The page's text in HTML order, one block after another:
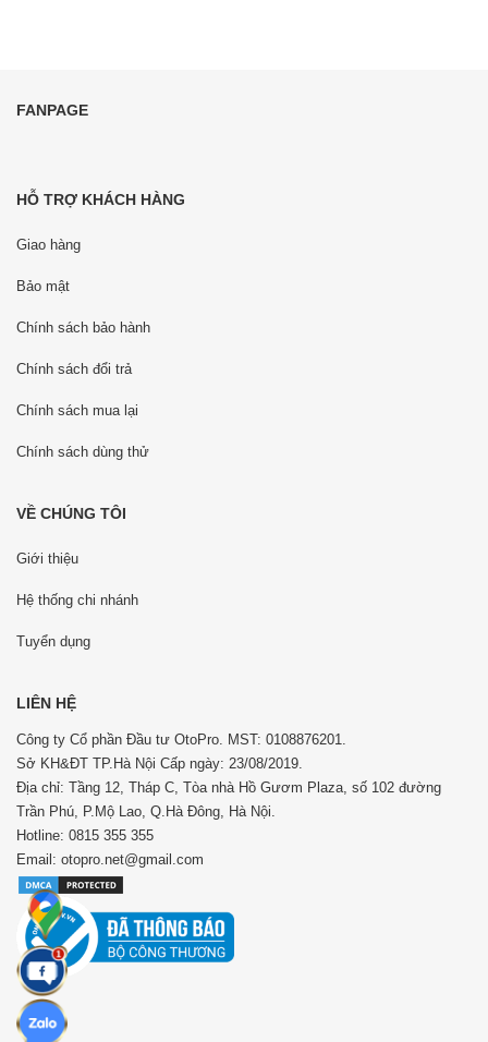
FANPAGE
HỖ TRỢ KHÁCH HÀNG
Giao hàng
Bảo mật
Chính sách bảo hành
Chính sách đổi trả
Chính sách mua lại
Chính sách dùng thử
VỀ CHÚNG TÔI
Giới thiệu
Hệ thống chi nhánh
Tuyển dụng
LIÊN HỆ
Công ty Cổ phần Đầu tư OtoPro. MST: 0108876201.
Sở KH&ĐT TP.Hà Nội Cấp ngày: 23/08/2019.
Địa chỉ: Tầng 12, Tháp C, Tòa nhà Hồ Gươm Plaza, số 102 đường
Trần Phú, P.Mộ Lao, Q.Hà Đông, Hà Nội.
Hotline: 0815 355 355
Email: otopro.net@gmail.com